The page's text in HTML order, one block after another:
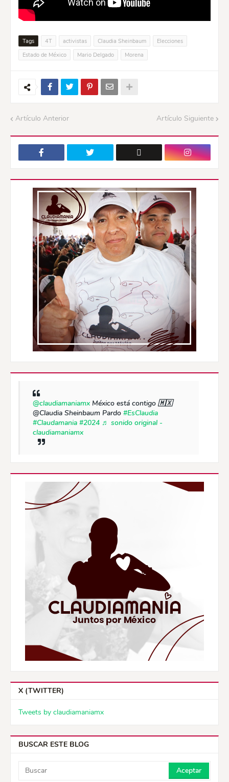
Tags 4T activistas Claudia Sheinbaum
Elecciones
Estado de México
Mario Delgado Morena
Artículo Anterior Artículo Siguiente
@claudiamaniamx México está contigo 🇲🇽
@Claudia Sheinbaum Pardo #EsClaudia
#Claudamania #2024 ♬ sonido original -
claudiamaniamx
X (TWITTER)
Tweets by claudiamaniamx
BUSCAR ESTE BLOG